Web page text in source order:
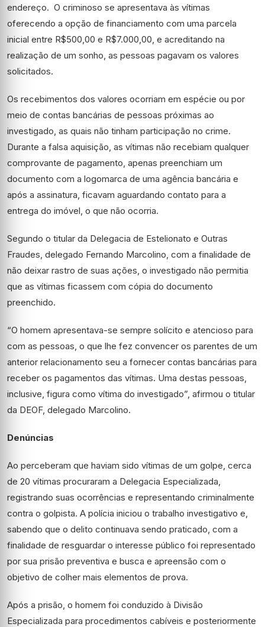
endereço. O criminoso se apresentava às vítimas
oferecendo a opção de financiamento com uma parcela
inicial entre R$500,00 e R$7.000,00, e acreditando na
realização de um sonho, as pessoas pagavam os valores
solicitados.
Os recebimentos dos valores ocorriam em espécie ou por
meio de contas bancárias de pessoas próximas ao
investigado, as quais não tinham participação no crime.
Durante a falsa aquisição, as vítimas não recebiam qualquer
comprovante de pagamento, apenas preenchiam um
documento com a logomarca de uma agência bancária e
após a assinatura, ficavam aguardando contato para a
entrega do imóvel, o que não ocorria.
Segundo o titular da Delegacia de Estelionato e Outras
Fraudes, delegado Fernando Marcolino, com a finalidade de
não deixar rastro de suas ações, o investigado não permitia
que as vítimas ficassem com cópia do documento
preenchido.
“O homem apresentava-se sempre solícito e atencioso para
com as pessoas, o que lhe fez convencer os parentes de um
anterior relacionamento seu a fornecer contas bancárias para
receber os pagamentos das vítimas. Uma destas pessoas,
inclusive, figura como vítima do investigado”, afirmou o titular
da DEOF, delegado Marcolino.
Denúncias
Ao perceberam que haviam sido vítimas de um golpe, cerca
de 20 vítimas procuraram a Delegacia Especializada,
registrando suas ocorrências e representando criminalmente
contra o golpista. A polícia iniciou o trabalho investigativo e,
sabendo que o delito continuava sendo praticado, com a
finalidade de resguardar o interesse público foi representado
por sua prisão preventiva e busca e apreensão com o
objetivo de colher mais elementos de prova.
Após a prisão, o homem foi conduzido à Divisão
Especializada para procedimentos cabíveis e posteriormente